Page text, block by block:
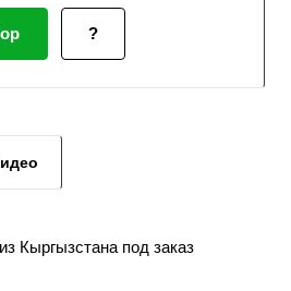
?
Кыргызстана под заказ